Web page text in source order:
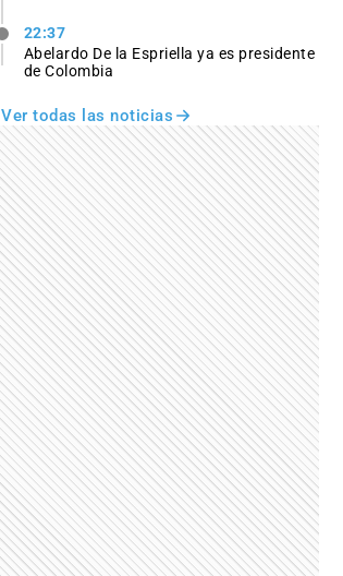
22:37
Abelardo De la Espriella ya es presidente
de Colombia
Ver todas las noticias